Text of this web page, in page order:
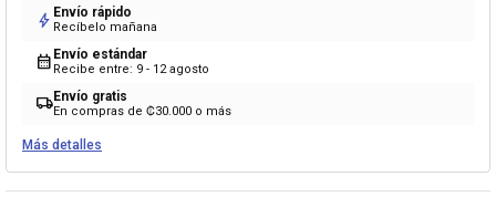
bolt Envío rápido
Recíbelo mañana
calendar_month Envío estándar
Recibe entre: 9 - 12 agosto
local_shippingEnvío gratis
En compras de ₡30.000 o más
Más detalles